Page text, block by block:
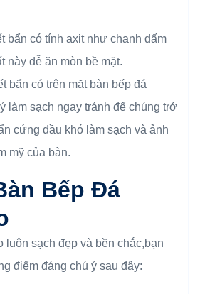
bẩn có tính axit như chanh dấm
này dễ ăn mòn bề mặt.
bẩn có trên mặt bàn bếp đá
làm sạch ngay tránh để chúng trở
cứng đầu khó làm sạch và ảnh
mỹ của bàn.
Bếp Đá
luôn sạch đẹp và bền chắc,bạn
điểm đáng chú ý sau đây: